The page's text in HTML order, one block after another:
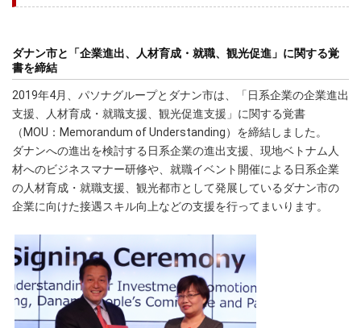
ダナン市と「企業進出、人材育成・就職、観光促進」に関する覚
書を締結
2019年4月、パソナグループとダナン市は、「日系企業の企業進出
支援、人材育成・就職支援、観光促進支援」に関する覚書
（MOU：Memorandum of Understanding）を締結しました。
ダナンへの進出を検討する日系企業の進出支援、現地ベトナム人
材へのビジネスマナー研修や、就職イベント開催による日系企業
の人材育成・就職支援、観光都市として発展しているダナン市の
企業に向けた接遇スキル向上などの支援を行ってまいります。